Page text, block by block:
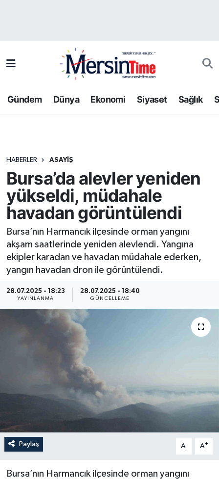
Gündem Dünya Ekonomi Siyaset Sağlık
HABERLER ASAYIŞ
Bursa’da alevler yeniden
yükseldi, müdahale
havadan görüntülendi
Bursa’nın Harmancık ilçesinde orman yangını
akşam saatlerinde yeniden alevlendi. Yangına
ekipler karadan ve havadan müdahale ederken,
yangın havadan dron ile görüntülendi.
28.07.2025 - 18:23
YAYINLANMA
28.07.2025 - 18:40
GÜNCELLEME
Paylaş A- A+
Bursa’nın Harmancık ilçesinde orman yangını
Bilim-Teknoloji
Dünya
Ekonomi
Gündem
Kültür-Sanat
Resmi İlan
Sağlık
Siyaset
Trafik Durumu
Tüm Manşetler
Haber Arşivi